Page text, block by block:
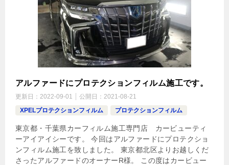
アルファードにプロテクションフィルム施工です。
更新日： 2022-09-01 公開日： 2021-08-21
XPELプロテクションフィルム
プロテクションフィルム
東京都・千葉県カーフィルム施工専門店 カービューティ
ーアイアイシーです。 今回はアルファードにプロテクショ
ンフィルム施工を致しました。 東京都北区よりお越しくだ
さったアルファードのオーナーR様。 この度はカービュー